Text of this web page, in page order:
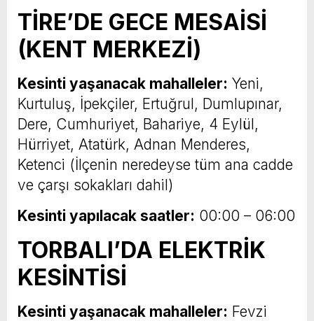
TİRE’DE GECE MESAİSİ
(KENT MERKEZİ)
Kesinti yaşanacak mahalleler: Yeni,
Kurtuluş, İpekçiler, Ertuğrul, Dumlupınar,
Dere, Cumhuriyet, Bahariye, 4 Eylül,
Hürriyet, Atatürk, Adnan Menderes,
Ketenci (İlçenin neredeyse tüm ana cadde
ve çarşı sokakları dahil)
Kesinti yapılacak saatler: 00:00 – 06:00
TORBALI’DA ELEKTRİK
KESİNTİSİ
Kesinti yaşanacak mahalleler: Fevzi